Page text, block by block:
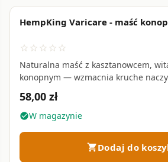
HempKing Varicare - maść
star_border star_border star_border star_border star_border
Naturalna maść z kasztanowcem,
konopnym — wzmacnia kruche
zaczerwienienia na twarzy i ciele • 60
58,00 zł
check_circleW magazynie
shopping_cartDodaj do